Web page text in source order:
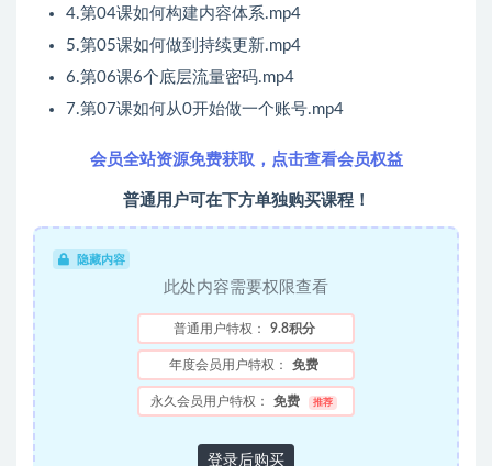
4.第04课如何构建内容体系.mp4
5.第05课如何做到持续更新.mp4
6.第06课6个底层流量密码.mp4
7.第07课如何从0开始做一个账号.mp4
会员全站资源免费获取，点击查看会员权益
普通用户可在下方单独购买课程！
隐藏内容
此处内容需要权限查看
普通用户特权： 9.8积分
年度会员用户特权： 免费
永久会员用户特权： 免费 推荐
登录后购买